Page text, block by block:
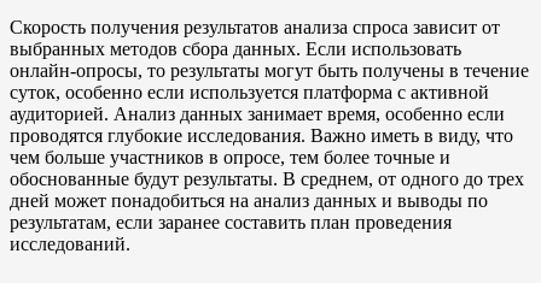
Скорость получения результатов анализа спроса зависит от
выбранных методов сбора данных. Если использовать
онлайн-опросы, то результаты могут быть получены в течение
суток, особенно если используется платформа с активной
аудиторией. Анализ данных занимает время, особенно если
проводятся глубокие исследования. Важно иметь в виду, что
чем больше участников в опросе, тем более точные и
обоснованные будут результаты. В среднем, от одного до трех
дней может понадобиться на анализ данных и выводы по
результатам, если заранее составить план проведения
исследований.